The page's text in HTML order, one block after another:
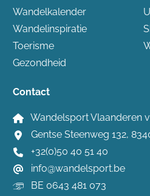
Wandelkalender
Wandelinspiratie
Toerisme
Gezondheid
Contact
Wandelsport Vlaanderen
Gentse Steenweg 132,
+32(0)50 40 51 40
info@wandelsport.be
BE 0643 481 073